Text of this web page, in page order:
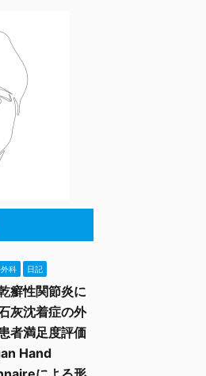
科 日記
癬性関節炎に
灰沈着症の外
者満足度評価
Hand